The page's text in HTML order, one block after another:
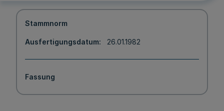
Stammnorm
Ausfertigungsdatum 26.01.1982
Fassung